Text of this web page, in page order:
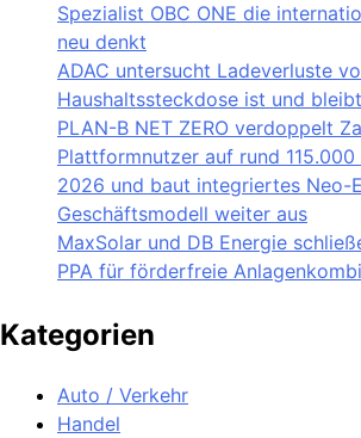
Spezialist OBC ONE die
neu denkt
ADAC untersucht Ladeverluste
Haushaltssteckdose ist und
PLAN-B NET ZERO verdoppelt
Plattformnutzer auf rund
2026 und baut integriertes Neo-
Geschäftsmodell weiter aus
MaxSolar und DB Energie
PPA für förderfreie
Kategorien
Auto / Verkehr
Handel